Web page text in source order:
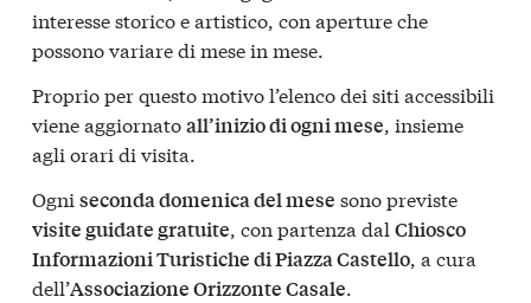
interesse storico e artistico, con aperture che
possono variare di mese in mese.
Proprio per questo motivo l’elenco dei siti accessibili
viene aggiornatoall’inizio di ogni mese, insieme
agli orari di visita.
Ogni seconda domenica del mese sono previste
visite guidate gratuite , con partenza dal Chiosco
Informazioni Turistiche di Piazza Castello , a cura
dell’Associazione Orizzonte Casale